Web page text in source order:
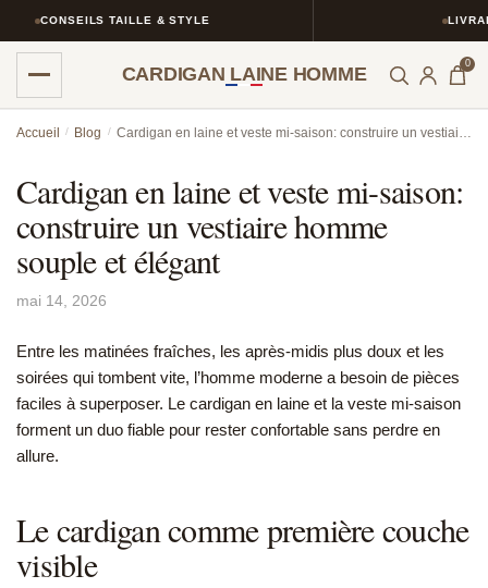
CONSEILS TAILLE & STYLE
CARDIGAN LAINE HOMME 0
Accueil / Blog / Cardigan en laine et veste mi-saison: construire un vestiaire homme souple et élégant
Cardigan en laine et veste mi-saison:
construire un vestiaire homme
souple et élégant
mai 14, 2026
Entre les matinées fraîches, les après-midis plus doux et les
soirées qui tombent vite, l’homme moderne a besoin de pièces
faciles à superposer. Le cardigan en laine et la veste mi-saison
forment un duo fiable pour rester confortable sans perdre en
allure.
Le cardigan comme première couche
visible